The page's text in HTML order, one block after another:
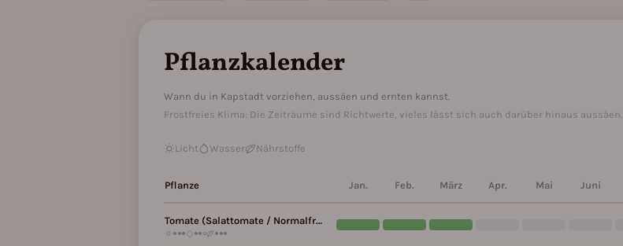
Pflanzkalender
Wann du in Kapstadt vorziehen, aussäen und ernten kannst.
Frostfreies Klima: Die Zeiträume sind Richtwerte, vieles lässt sich auch darüber hinaus aussäen.
Licht Wasser Nährstoffe
Pflanze Jan. Feb. März Apr. Mai Juni
Tomate (Salattomate / Normalfruchtige)
●●● ●●○ ●●●